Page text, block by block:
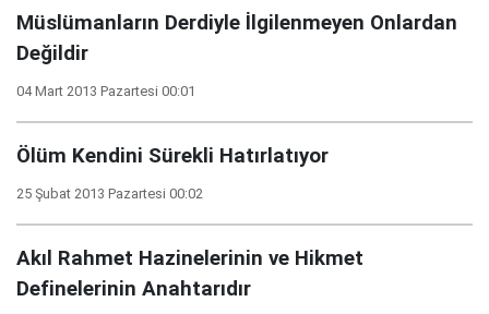
Müslümanların Derdiyle İlgilenmeyen Onlardan
Değildir
04 Mart 2013 Pazartesi 00:01
Ölüm Kendini Sürekli Hatırlatıyor
25 Şubat 2013 Pazartesi 00:02
Akıl Rahmet Hazinelerinin ve Hikmet
Definelerinin Anahtarıdır